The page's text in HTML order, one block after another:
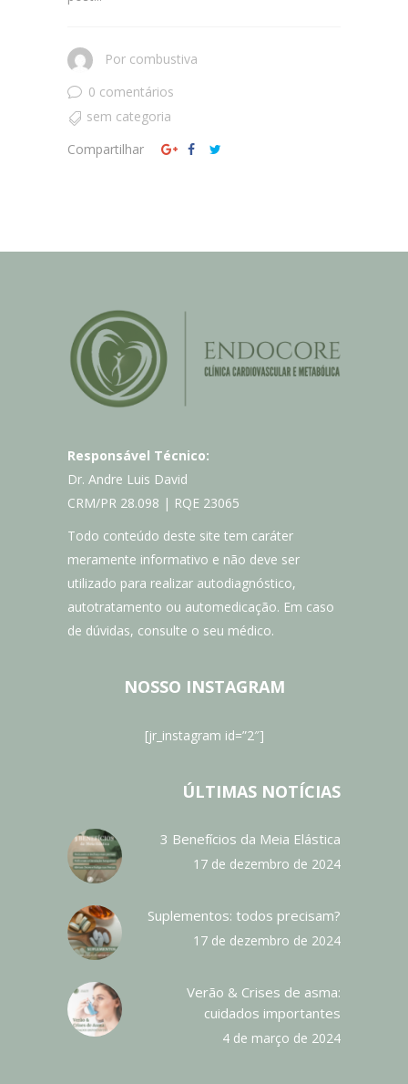
Por combustiva
0 comentários
sem categoria
Compartilhar
Responsável Técnico:
Dr. Andre Luis David
CRM/PR 28.098 | RQE 23065
Todo conteúdo deste site tem caráter
meramente informativo e não deve ser
utilizado para realizar autodiagnóstico,
autotratamento ou automedicação. Em caso
de dúvidas, consulte o seu médico.
NOSSO INSTAGRAM
[jr_instagram id=”2″]
ÚLTIMAS NOTÍCIAS
3 Benefícios da Meia Elástica
17 de dezembro de 2024
Suplementos: todos precisam?
17 de dezembro de 2024
Verão & Crises de asma:
cuidados importantes
4 de março de 2024